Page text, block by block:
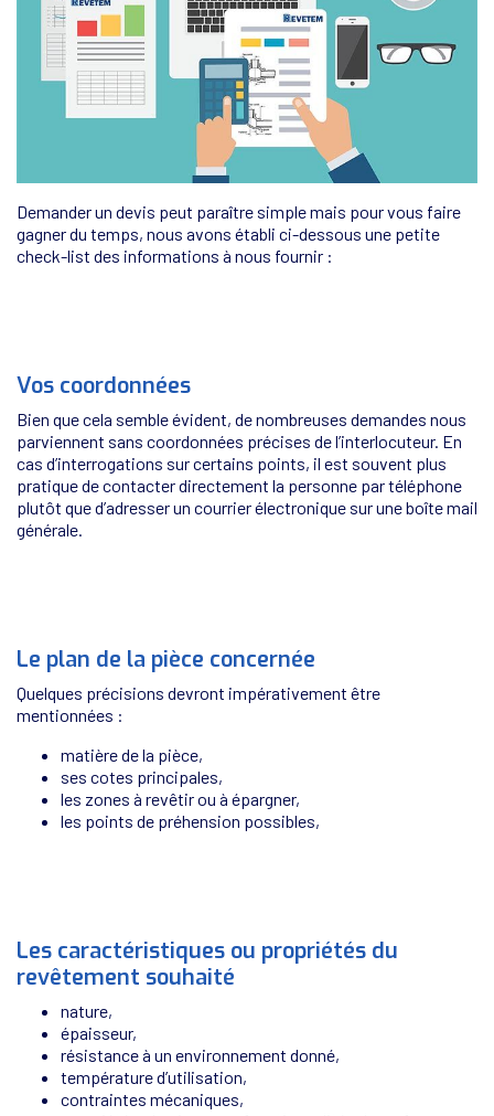
Demander un devis peut paraître simple mais pour vous faire
gagner du temps, nous avons établi ci-dessous une petite
check-list des informations à nous fournir :
Vos coordonnées
Bien que cela semble évident, de nombreuses demandes nous
parviennent sans coordonnées précises de l’interlocuteur. En
cas d’interrogations sur certains points, il est souvent plus
pratique de contacter directement la personne par téléphone
plutôt que d’adresser un courrier électronique sur une boîte mail
générale.
Le plan de la pièce concernée
Quelques précisions devront impérativement être
mentionnées :
matière de la pièce,
ses cotes principales,
les zones à revêtir ou à épargner,
les points de préhension possibles,
Les caractéristiques ou propriétés du
revêtement souhaité
nature,
épaisseur,
résistance à un environnement donné,
température d’utilisation,
contraintes mécaniques,